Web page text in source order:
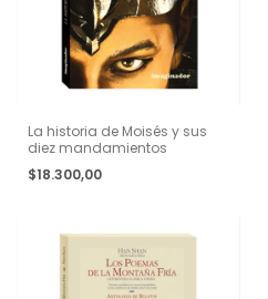
La historia de Moisés y sus
diez mandamientos
$18.300,00